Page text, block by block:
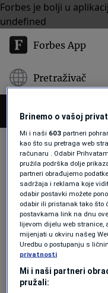
Forbes je bolji u
undefined
Forbes App
Pretraživač
NJEMAČKE
NOVAC
Brinemo o vašoj
Mi i naši 603 partneri
kao što su pretraga web
računaru . Odabir
pružila podrška dolje
partneri obrađujemo
sadržaja i reklama koje
odabir postavki možete
odabir ili pristanak tako što
postavkama link na dnu
lijevom dijelu web stranice,
mijenjati u okviru našeg
Uredbu o postupanju s
privatnosti
Mi i naši partneri
pružali: